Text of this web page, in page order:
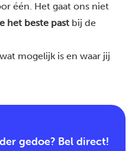
één. Het gaat ons niet
het beste past bij de
mogelijk is en waar jij
gedoe? Bel direct!